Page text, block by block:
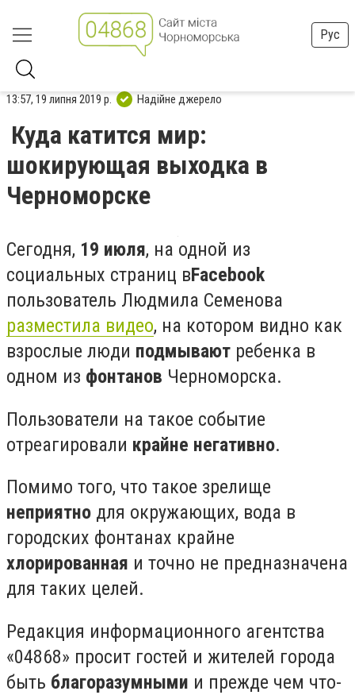
Рус
13:57, 19 липня 2019 р. Надійне джерело
Куда катится мир:
шокирующая выходка в
Черноморске
Сегодня, 19 июля, на одной из
социальных страниц вFacebook
пользователь Людмила Семенова
разместила видео, на котором видно как
взрослые люди подмывают ребенка в
одном из фонтанов Черноморска.
Пользователи на такое событие
отреагировали крайне негативно.
Помимо того, что такое зрелище
неприятно для окружающих, вода в
городских фонтанах крайне
хлорированная и точно не предназначена
для таких целей.
Редакция информационного агентства
«04868» просит гостей и жителей города
быть благоразумными и прежде чем что-